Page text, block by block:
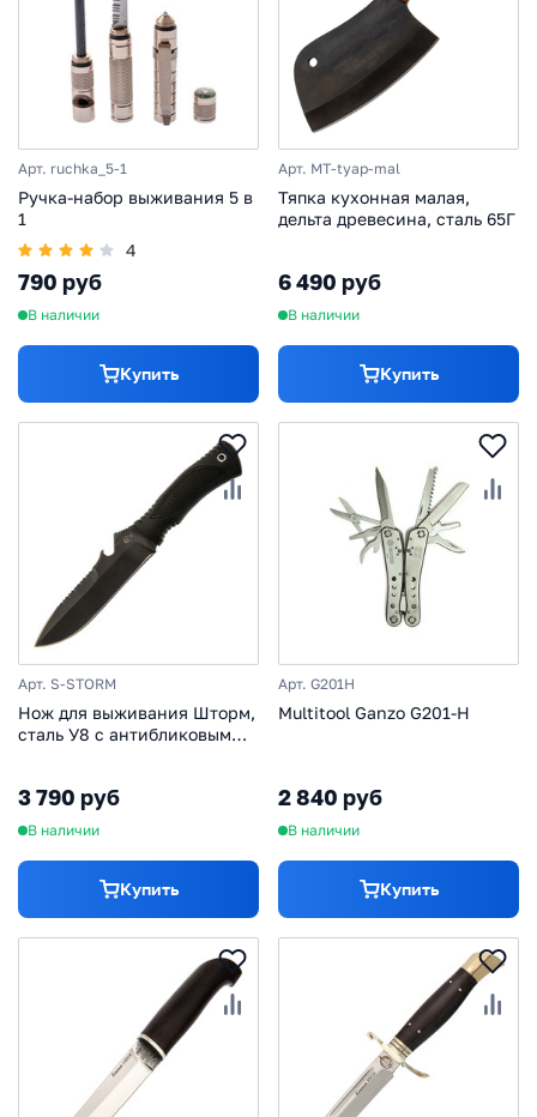
Арт. ruchka_5-1
Ручка-набор выживания 5 в
1
4
790 руб
В наличии
Купить
Арт. MT-tyap-mal
Тяпка кухонная малая,
дельта древесина, сталь 65Г
6 490 руб
В наличии
Купить
Арт. S-STORM
Нож для выживания Шторм,
сталь У8 с антибликовым
3 790 руб
В наличии
Купить
Арт. G201H
Multitool Ganzo G201-H
2 840 руб
В наличии
Купить